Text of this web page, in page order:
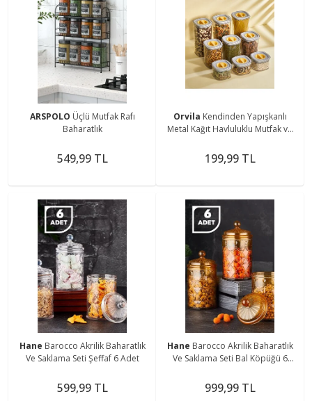
ARSPOLO Üçlü Mutfak Rafı
Baharatlık
549,99 TL
Orvila Kendinden Yapışkanlı
Metal Kağıt Havluluklu Mutfak ve
Siyah
199,99 TL
Hane Barocco Akrilik Baharatlık
Ve Saklama Seti Şeffaf 6 Adet
599,99 TL
Hane Barocco Akrilik Baharatlık
Ve Saklama Seti Bal Köpüğü 6
999,99 TL